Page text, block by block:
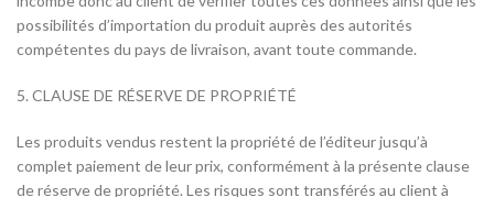
possibilités d’importation du produit auprès des autorités
compétentes du pays de livraison, avant toute commande.
5. CLAUSE DE RÉSERVE DE PROPRIÉTÉ
Les produits vendus restent la propriété de l’éditeur jusqu’à
complet paiement de leur prix, conformément à la présente clause
de réserve de propriété. Les risques sont transférés au client à